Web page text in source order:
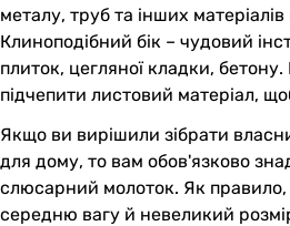
металу, труб та інших
Клиноподібний бік – чудовий
плиток, цегляної кладки,
підчепити листовий матеріал,
Якщо ви вирішили зібрати
для дому, то вам обов'язково
слюсарний молоток. Як правило,
середню вагу й невеликий